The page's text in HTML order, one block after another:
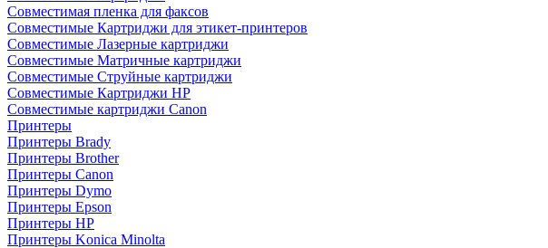
Совместимая пленка для факсов
Совместимые Картриджи для этикет-принтеров
Совместимые Лазерные картриджи
Совместимые Матричные картриджи
Совместимые Струйные картриджи
Совместимые Картриджи HP
Совместимые картриджи Canon
Принтеры
Принтеры Brady
Принтеры Brother
Принтеры Canon
Принтеры Dymo
Принтеры Epson
Принтеры HP
Принтеры Konica Minolta